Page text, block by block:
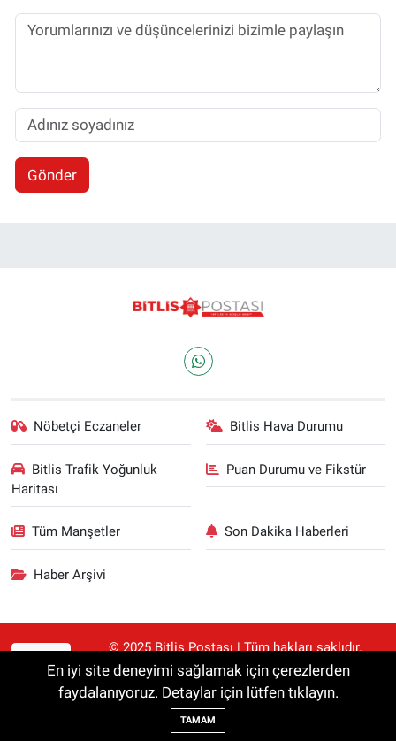
Gönder
Nöbetçi Eczaneler Bitlis Hava Durumu
Bitlis Trafik Yoğunluk
Haritası
Puan Durumu ve Fikstür
Tüm Manşetler Son Dakika Haberleri
Haber Arşivi
© 2025 Bitlis Postası | Tüm hakları saklıdır.
Haberler kaynak gösterilmeden alıntılanamaz.
Haber Yazılımı:TE Bilişim
En iyi site deneyimi sağlamak için çerezlerden
faydalanıyoruz. Detaylar için lütfen tıklayın.
TAMAM